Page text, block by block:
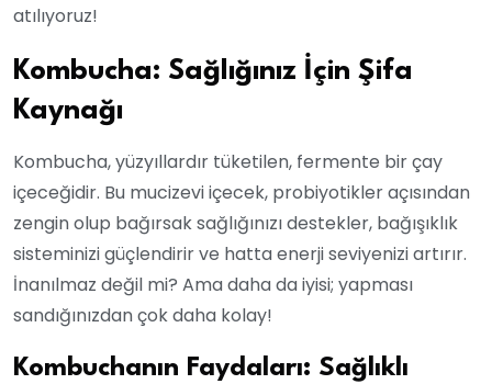
atılıyoruz!
Kombucha: Sağlığınız İçin Şifa
Kaynağı
Kombucha, yüzyıllardır tüketilen, fermente bir çay
içeceğidir. Bu mucizevi içecek, probiyotikler açısından
zengin olup bağırsak sağlığınızı destekler, bağışıklık
sisteminizi güçlendirir ve hatta enerji seviyenizi artırır.
İnanılmaz değil mi? Ama daha da iyisi; yapması
sandığınızdan çok daha kolay!
Kombuchanın Faydaları: Sağlıklı